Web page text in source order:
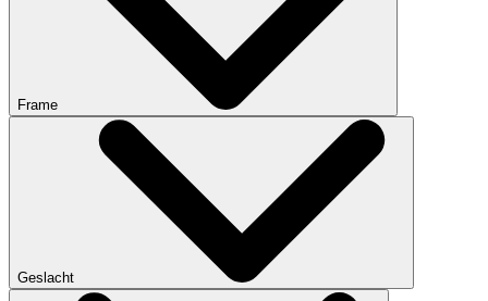
Frame
Geslacht